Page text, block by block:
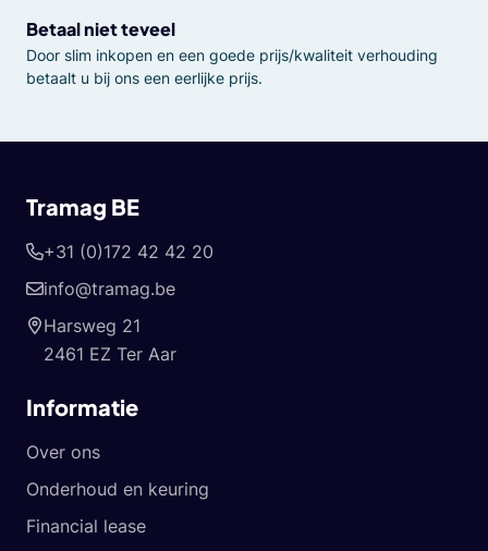
Betaal niet teveel
Door slim inkopen en een goede prijs/kwaliteit verhouding
betaalt u bij ons een eerlijke prijs.
Tramag BE
+31 (0)172 42 42 20
info@tramag.be
Harsweg 21
2461 EZ Ter Aar
Informatie
Over ons
Onderhoud en keuring
Financial lease